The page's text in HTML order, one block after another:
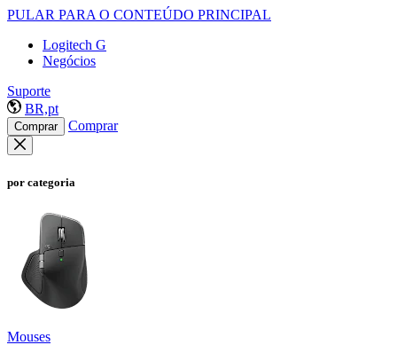
PULAR PARA O CONTEÚDO PRINCIPAL
Logitech G
Negócios
Suporte
BR,pt
Comprar Comprar
por categoria
Mouses